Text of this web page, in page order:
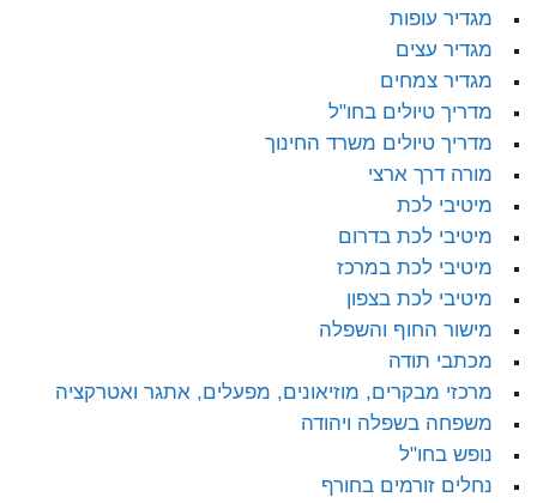
מגדיר עופות
מגדיר עצים
מגדיר צמחים
מדריך טיולים בחו"ל
מדריך טיולים משרד החינוך
מורה דרך ארצי
מיטיבי לכת
מיטיבי לכת בדרום
מיטיבי לכת במרכז
מיטיבי לכת בצפון
מישור החוף והשפלה
מכתבי תודה
מרכזי מבקרים, מוזיאונים, מפעלים, אתגר ואטרקציה
משפחה בשפלה ויהודה
נופש בחו"ל
נחלים זורמים בחורף